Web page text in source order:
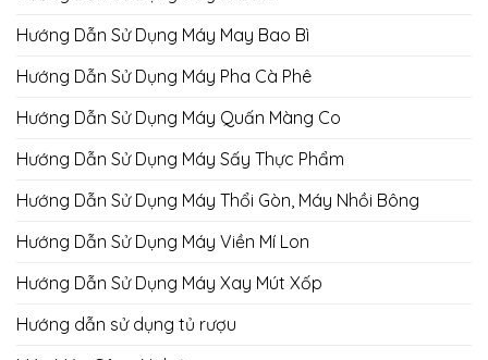
Hướng Dẫn Sử Dụng Máy May Bao Bì
Hướng Dẫn Sử Dụng Máy Pha Cà Phê
Hướng Dẫn Sử Dụng Máy Quấn Màng Co
Hướng Dẫn Sử Dụng Máy Sấy Thực Phẩm
Hướng Dẫn Sử Dụng Máy Thổi Gòn, Máy Nhồi Bông
Hướng Dẫn Sử Dụng Máy Viền Mí Lon
Hướng Dẫn Sử Dụng Máy Xay Mút Xốp
Hướng dẫn sử dụng tủ rượu